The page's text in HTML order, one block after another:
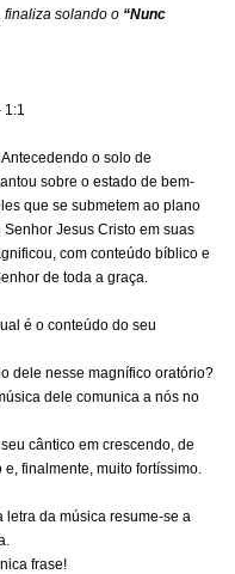
finaliza solando o “Nunc
1:1
Antecedendo o solo de
sobre o estado de bem-
que se submetem ao plano
Jesus Cristo em suas
com conteúdo bíblico e
de toda a graça.
é o conteúdo do seu
dele nesse magnífico oratório?
dele comunica a nós no
cântico em crescendo, de
e, finalmente, muito fortíssimo.
letra da música resume-se a
frase!